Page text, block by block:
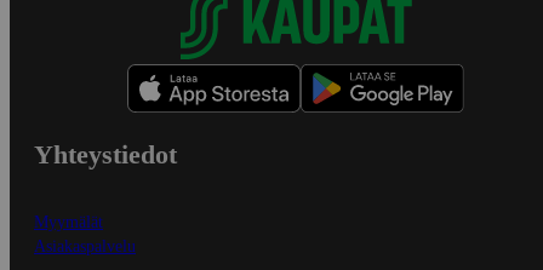
Yhteystiedot
Myymälät
Asiakaspalvelu